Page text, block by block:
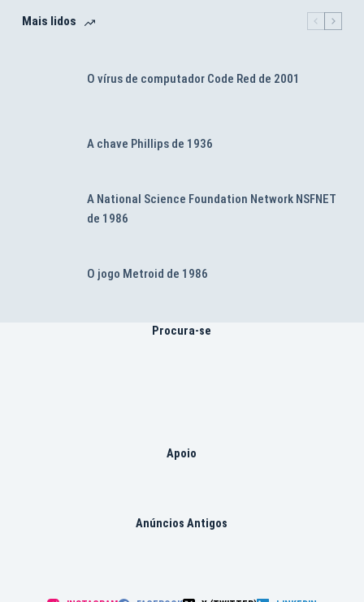
Mais lidos
O vírus de computador Code Red de 2001
A chave Phillips de 1936
A National Science Foundation Network NSFNET
de 1986
O jogo Metroid de 1986
Procura-se
Apoio
Anúncios Antigos